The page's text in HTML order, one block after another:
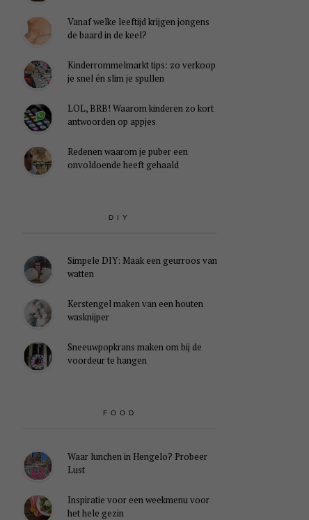
Vanaf welke leeftijd krijgen jongens
de baard in de keel?
Kinderrommelmarkt tips: zo verkoop
je snel én slim je spullen
LOL, BRB! Waarom kinderen zo kort
antwoorden op appjes
Redenen waarom je puber een
onvoldoende heeft gehaald
DIY
Simpele DIY: Maak een geurroos van
watten
Kerstengel maken van een houten
wasknijper
Sneeuwpopkrans maken om bij de
voordeur te hangen
FOOD
Waar lunchen in Hengelo? Probeer
Lust
Inspiratie voor een weekmenu voor
het hele gezin